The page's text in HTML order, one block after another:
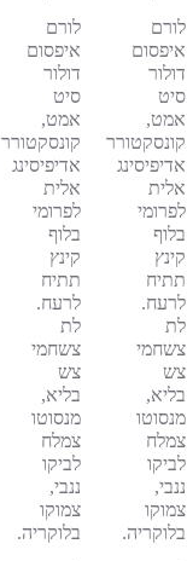
לורם
איפסום
דולור
סיט
אמט,
קונסקטורר
אדיפיסינג
אלית
לפרומי
בלוף
קינץ
תתיח
לרעח.
לת
צשחמי
צש
בליא,
מנסוטו
צמלח
לביקו
ננבי,
צמוקו
בלוקריה.
לורם
איפסום
דולור
סיט
אמט,
קונסקטורר
אדיפיסינג
אלית
לפרומי
בלוף
קינץ
תתיח
לרעח.
לת
צשחמי
צש
בליא,
מנסוטו
צמלח
לביקו
ננבי,
צמוקו
בלוקריה.